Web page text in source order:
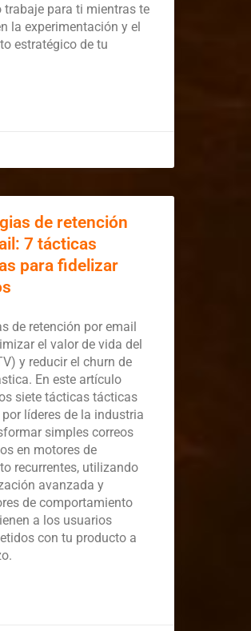
trabaje para ti mientras te
la experimentación y el
estratégico de tu
de retención
7 tácticas
para fidelizar
de retención por email
el valor de vida del
y reducir el churn de
En este artículo
siete tácticas tácticas
líderes de la industria
simples correos
en motores de
recurrentes, utilizando
avanzada y
de comportamiento
a los usuarios
con tu producto a